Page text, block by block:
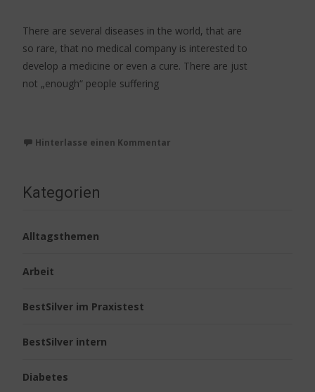
There are several diseases in the world, that are
so rare, that no medical company is interested to
develop a medicine or even a cure. There are just
not „enough“ people suffering
Hinterlasse einen Kommentar
Kategorien
Alltagsthemen
Arbeit
BestSilver im Praxistest
BestSilver intern
Diabetes